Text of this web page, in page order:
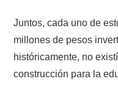
Juntos, cada uno de
millones de pesos
históricamente, no
construcción para la